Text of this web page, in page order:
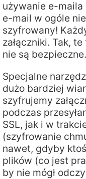
używanie e-maila
e-mail w ogóle
szyfrowany!
załączniki. Tak,
nie są bezpieczne.
Specjalne
dużo bardziej
szyfrujemy
podczas
SSL, jak i w
(szyfrowanie
nawet, gdyby
plików (co jest
by nie mógł